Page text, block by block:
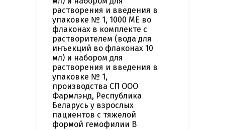
растворения и введения в
упаковке № 1, 1000 МЕ во
флаконах в комплекте с
растворителем (вода для
инъекций во флаконах 10
мл) и набором для
растворения и введения в
упаковке № 1,
производства СП ООО
Фармлэнд, Республика
Беларусь у взрослых
пациентов с тяжелой
формой гемофилии В